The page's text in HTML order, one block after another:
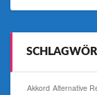
Akkord Alternative